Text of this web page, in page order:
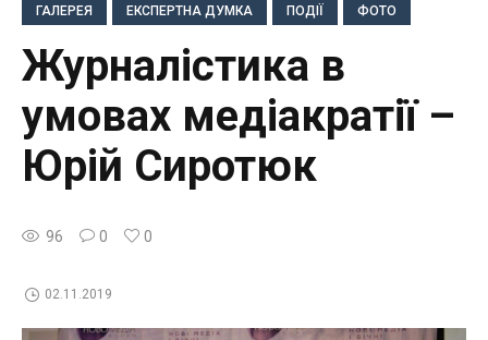
ГАЛЕРЕЯ ЕКСПЕРТНА ДУМКА ПОДІЇ ФОТО
Журналістика в
умовах медіакратії –
Юрій Сиротюк
96 0 0
02.11.2019